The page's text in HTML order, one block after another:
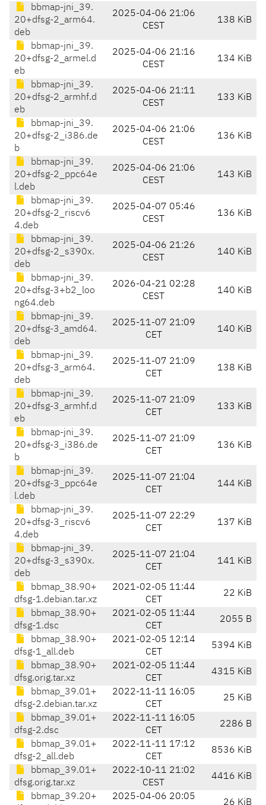
bbmap-jni_39.
20+dfsg-2_arm64.
deb
2025-04-06 21:06
CEST
138 KiB
bbmap-jni_39.
20+dfsg-2_armel.d
eb
2025-04-06 21:16
CEST
134 KiB
bbmap-jni_39.
20+dfsg-2_armhf.d
eb
2025-04-06 21:11
CEST
133 KiB
bbmap-jni_39.
20+dfsg-2_i386.de
b
2025-04-06 21:06
CEST
136 KiB
bbmap-jni_39.
20+dfsg-2_ppc64e
l.deb
2025-04-06 21:06
CEST
143 KiB
bbmap-jni_39.
20+dfsg-2_riscv6
4.deb
2025-04-07 05:46
CEST
136 KiB
bbmap-jni_39.
20+dfsg-2_s390x.
deb
2025-04-06 21:26
CEST
140 KiB
bbmap-jni_39.
20+dfsg-3+b2_loo
ng64.deb
2026-04-21 02:28
CEST
140 KiB
bbmap-jni_39.
20+dfsg-3_amd64.
deb
2025-11-07 21:09
CET
140 KiB
bbmap-jni_39.
20+dfsg-3_arm64.
deb
2025-11-07 21:09
CET
138 KiB
bbmap-jni_39.
20+dfsg-3_armhf.d
eb
2025-11-07 21:09
CET
133 KiB
bbmap-jni_39.
20+dfsg-3_i386.de
b
2025-11-07 21:09
CET
136 KiB
bbmap-jni_39.
20+dfsg-3_ppc64e
l.deb
2025-11-07 21:04
CET
144 KiB
bbmap-jni_39.
20+dfsg-3_riscv6
4.deb
2025-11-07 22:29
CET
137 KiB
bbmap-jni_39.
20+dfsg-3_s390x.
deb
2025-11-07 21:04
CET
141 KiB
bbmap_38.90+
dfsg-1.debian.tar.xz
2021-02-05 11:44
CET
22 KiB
bbmap_38.90+
dfsg-1.dsc
2021-02-05 11:44
CET
2055 B
bbmap_38.90+
dfsg-1_all.deb
2021-02-05 12:14
CET
5394 KiB
bbmap_38.90+
dfsg.orig.tar.xz
2021-02-05 11:44
CET
4315 KiB
bbmap_39.01+
dfsg-2.debian.tar.xz
2022-11-11 16:05
CET
25 KiB
bbmap_39.01+
dfsg-2.dsc
2022-11-11 16:05
CET
2286 B
bbmap_39.01+
dfsg-2_all.deb
2022-11-11 17:12
CET
8536 KiB
bbmap_39.01+
dfsg.orig.tar.xz
2022-10-11 21:02
CEST
4416 KiB
bbmap_39.20+
2025-04-06 20:05
26 KiB